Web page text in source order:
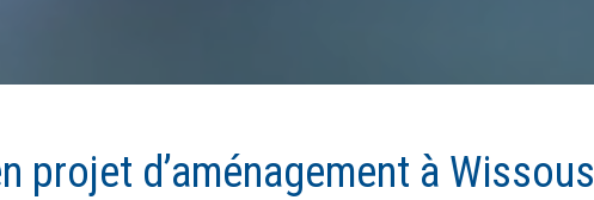
projet d’aménagement à Wissous